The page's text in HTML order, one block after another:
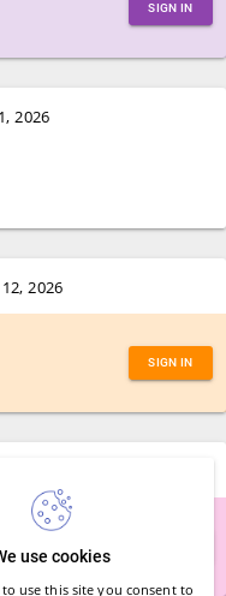
use cookies
use this site you consent to
SIGN IN
CLOSE
2026
2026
SIGN IN
CLOSE
2026